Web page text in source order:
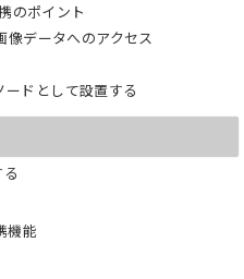
のポイント
像データへのアクセス
ドとして設置する
機能